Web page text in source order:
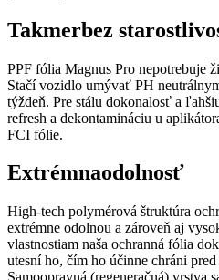
Takmerbez
PPF fólia Magnus Pro nepotrebuje
Stačí vozidlo umývať PH
týždeň. Pre stálu dokonalosť a
refresh a dekontamináciu u
FCI fólie.
Extrémnaodolnosť
High-tech polymérová štruktúra
extrémne odolnou a zároveň aj
vlastnostiam naša ochranná fólia
utesní ho, čím ho účinne chráni